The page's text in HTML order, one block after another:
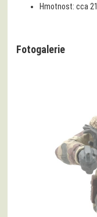
Hmotnost:cca
Fotogalerie